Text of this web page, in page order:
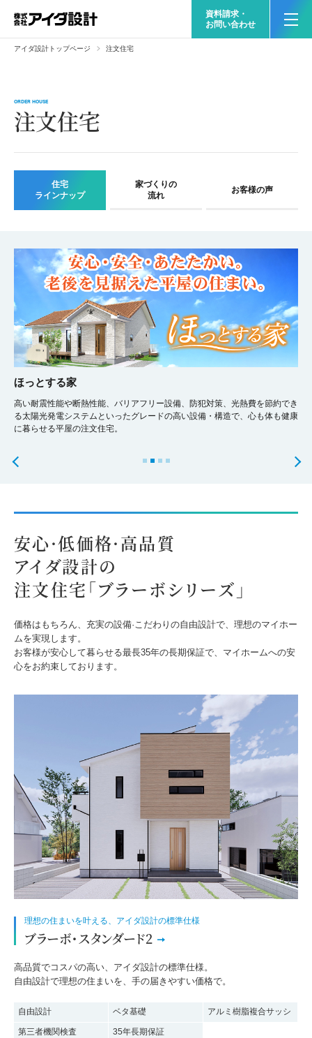
資料請求・
お問い合わせ
アイダ設計トップページ 注文住宅
注文住宅
ORDER HOUSE
住宅
ラインナップ
家づくりの
流れ
お客様の声
ほっとする家
高い耐震性能や断熱性能、バリアフリー設備、防犯対策、光熱費を節約でき
る太陽光発電システムといったグレードの高い設備・構造で、心も体も健康
に暮らせる平屋の注文住宅。
安心·低価格·高品質
アイダ設計の
注文住宅「ブラーボシリーズ」
価格はもちろん、充実の設備·こだわりの自由設計で、理想のマイホー
ムを実現します。
お客様が安心して暮らせる最長35年の長期保証で、マイホームへの安
心をお約束しております。
理想の住まいを叶える、アイダ設計の標準仕様
ブラーボ・スタンダード2
高品質でコスパの高い、アイダ設計の標準仕様。
自由設計で理想の住まいを、手の届きやすい価格で。
自由設計 ベタ基礎 アルミ樹脂複合サッシ
第三者機関検査 35年長期保証